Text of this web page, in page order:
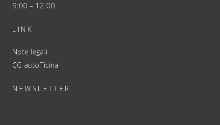
9:00 – 12:00
LINK
Note legali
CG autofficina
NEWSLETTER